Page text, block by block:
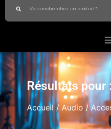
Résultats pour
Accueil/ Audio /